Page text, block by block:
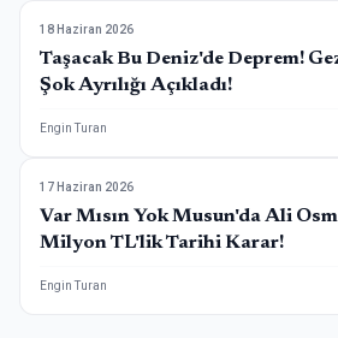
TRT Dizileri
18 Haziran 2026
Taşacak Bu Deniz'de Deprem!
Şok Ayrılığı Açıkladı!
Engin Turan
ATV Dizileri
17 Haziran 2026
Var Mısın Yok Musun'da Ali
Milyon TL'lik Tarihi Karar!
Engin Turan